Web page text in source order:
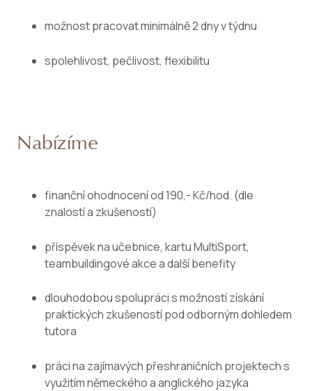
možnost pracovat minimálně 2 dny v týdnu
spolehlivost, pečlivost, flexibilitu
Nabízíme
finanční ohodnocení od 190,- Kč/hod. (dle
znalostí a zkušeností)
příspěvek na učebnice, kartu MultiSport,
teambuildingové akce a další benefity
dlouhodobou spolupráci s možností získání
praktických zkušeností pod odborným dohledem
tutora
práci na zajímavých přeshraničních projektech s
využitím německého a anglického jazyka